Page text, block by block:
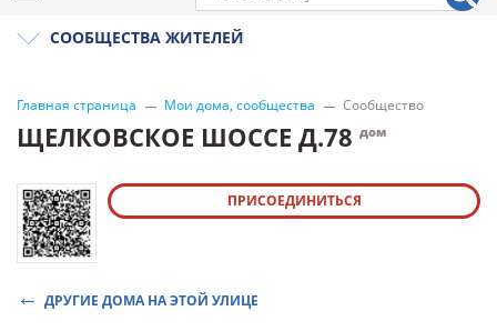
СООБЩЕСТВА ЖИТЕЛЕЙ
Главная страница Мои дома, сообщества Сообщество
ЩЕЛКОВСКОЕ ШОССЕ Д.78 дом
ПРИСОЕДИНИТЬСЯ
ДРУГИЕ ДОМА НА ЭТОЙ УЛИЦЕ